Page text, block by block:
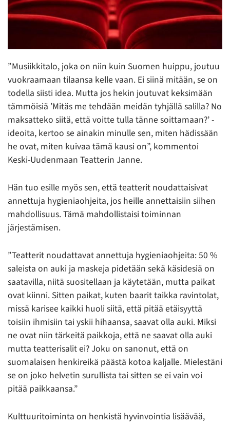
”Musiikkitalo, joka on niin kuin Suomen huippu, joutuu
vuokraamaan tilaansa kelle vaan. Ei siinä mitään, se on
todella siisti idea. Mutta jos hekin joutuvat keksimään
tämmöisiä ’Mitäs me tehdään meidän tyhjällä salilla? No
maksatteko siitä, että voitte tulla tänne soittamaan?’ -
ideoita, kertoo se ainakin minulle sen, miten hädissään
he ovat, miten kuivaa tämä kausi on”, kommentoi
Keski-Uudenmaan Teatterin Janne.
Hän tuo esille myös sen, että teatterit noudattaisivat
annettuja hygieniaohjeita, jos heille annettaisiin siihen
mahdollisuus. Tämä mahdollistaisi toiminnan
järjestämisen.
”Teatterit noudattavat annettuja hygieniaohjeita: 50 %
saleista on auki ja maskeja pidetään sekä käsidesiä on
saatavilla, niitä suositellaan ja käytetään, mutta paikat
ovat kiinni. Sitten paikat, kuten baarit taikka ravintolat,
missä karisee kaikki huoli siitä, että pitää etäisyyttä
toisiin ihmisiin tai yskii hihaansa, saavat olla auki. Miksi
ne ovat niin tärkeitä paikkoja, että ne saavat olla auki
mutta teatterisalit ei? Joku on sanonut, että on
suomalaisen henkireikä päästä kotoa kaljalle. Mielestäni
se on joko helvetin surullista tai sitten se ei vain voi
pitää paikkaansa.”
Kulttuuritoiminta on henkistä hyvinvointia lisäävää,